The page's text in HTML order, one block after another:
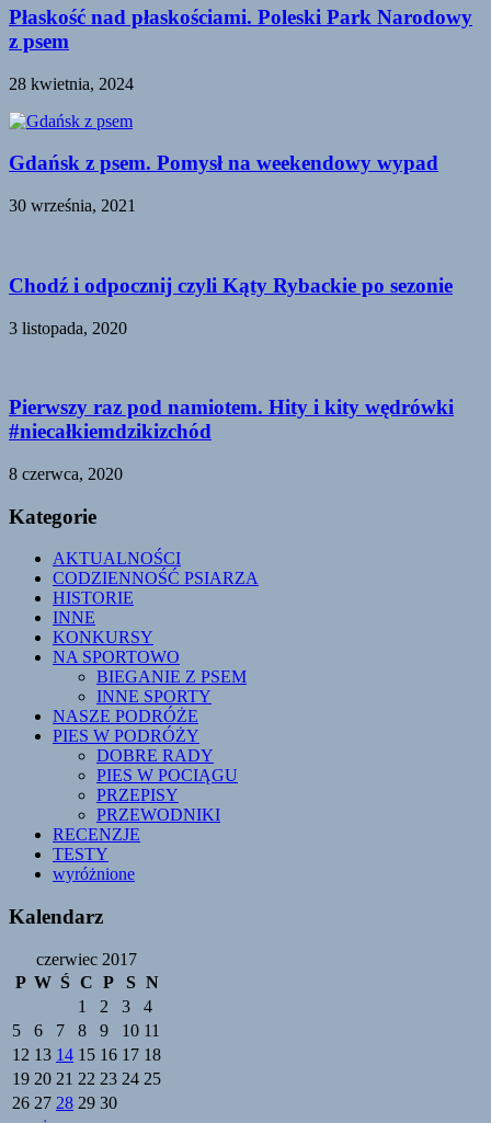
Płaskość nad płaskościami. Poleski Park Narodowy
z psem
28 kwietnia, 2024
Gdańsk z psem. Pomysł na weekendowy wypad
30 września, 2021
Chodź i odpocznij czyli Kąty Rybackie po sezonie
3 listopada, 2020
Pierwszy raz pod namiotem. Hity i kity wędrówki
#niecałkiemdzikizchód
8 czerwca, 2020
Kategorie
AKTUALNOŚCI
CODZIENNOŚĆ PSIARZA
HISTORIE
INNE
KONKURSY
NA SPORTOWO
BIEGANIE Z PSEM
INNE SPORTY
NASZE PODRÓŻE
PIES W PODRÓŻY
DOBRE RADY
PIES W POCIĄGU
PRZEPISY
PRZEWODNIKI
RECENZJE
TESTY
wyróżnione
Kalendarz
czerwiec 2017
P W Ś C P S N
1
2 3
4
5
6 7 8 9 10 11
12 13 14 15 16 17 18
19 20 21 22 23 24 25
26 27 28 29 30